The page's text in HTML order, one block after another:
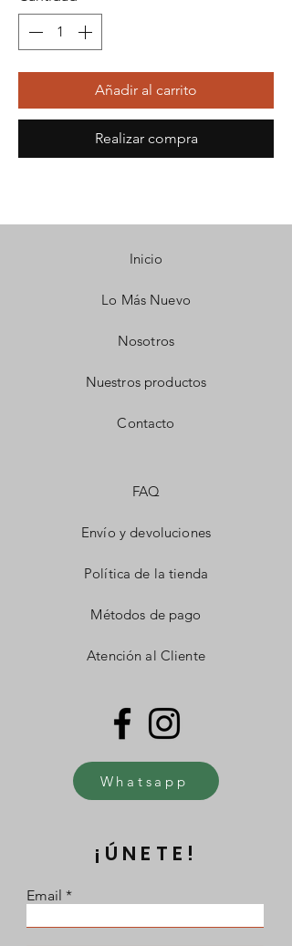
Añadir al carrito
Realizar compra
Inicio
Lo Más Nuevo
Nosotros
Nuestros productos
Contacto
FAQ
Envío y devoluciones
Política de la tienda
Métodos de pago
Atención al Cliente
Whatsapp
¡ÚNETE!
Email